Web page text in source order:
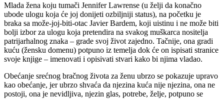
Mlada žena koju tumači Jennifer Lawrense (u želji da konačno
ubode ulogu koja će joj donijeti ozbiljniji status), na početku je
braka sa može-joj-biti-otac Javier Bardem, koji uistinu i ne može biti
bolji izbor za ulogu koja pretendira na svakog muškarca nositelja
patrijarhalnog znaka – grade svoj život zajedno. Tačnije, ona gradi
kuću (žensku domenu) potpuno iz temelja dok će on ispisati stranice
svoje knjige – imenovati i opisivati stvari kako bi njima vladao.
Obećanje srećnog bračnog života za ženu ubrzo se pokazuje upravo
kao obećanje, jer ubrzo shvaća da njezina kuća nije njezina, ona ne
postoji, ona je nevidljiva, njezin glas, potrebe, želje, potpuno se